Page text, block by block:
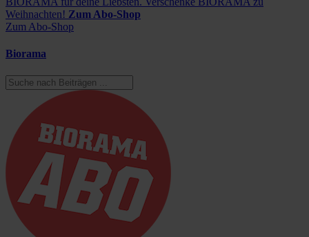
Weihnachten! Zum Abo-Shop
Zum Abo-Shop
Biorama